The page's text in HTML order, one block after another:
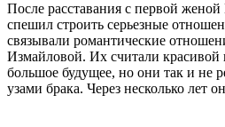
После расставания с первой
спешил строить серьезные
связывали романтические
Измайловой. Их считали
большое будущее, но они так и не
узами брака. Через несколько лет